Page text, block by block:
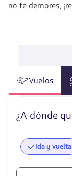
no te demores,
Vuelos
¿A dónde
Ida y vuelta